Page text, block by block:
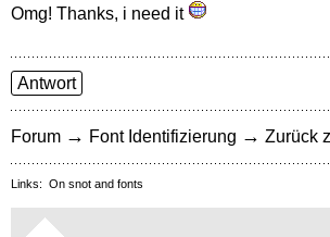
Omg! Thanks, i need it
Antwort
Forum → Font Identifizierung → Zurück
Links: On snot and fonts